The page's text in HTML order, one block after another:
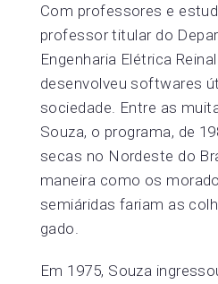
Com professores e
professor titular do
Engenharia Elétrica
desenvolveu softwares
sociedade. Entre as
Souza, o programa, de
secas no Nordeste do
maneira como os
semiáridas fariam as
gado.
Em 1975, Souza